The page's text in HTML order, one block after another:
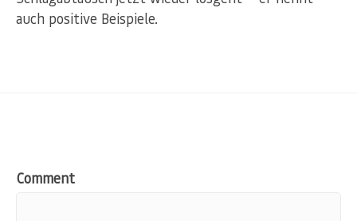
auch positive Beispiele.
Comment